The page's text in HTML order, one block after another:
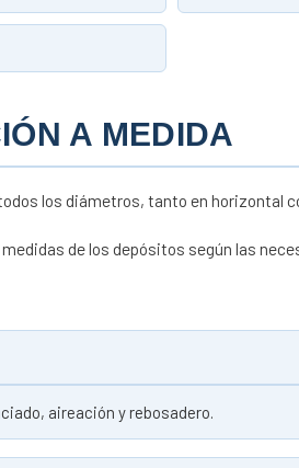
A MEDIDA
los diámetros, tanto en horizontal
de los depósitos según las
aireación y rebosadero.